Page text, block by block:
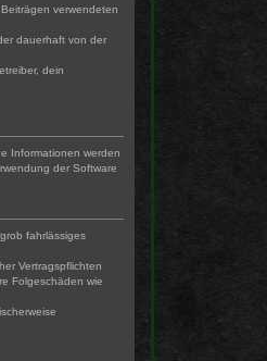
verwendeten
dauerhaft von der
dein
Informationen werden
der Software
fahrlässiges
Vertragspflichten
Folgeschäden wie